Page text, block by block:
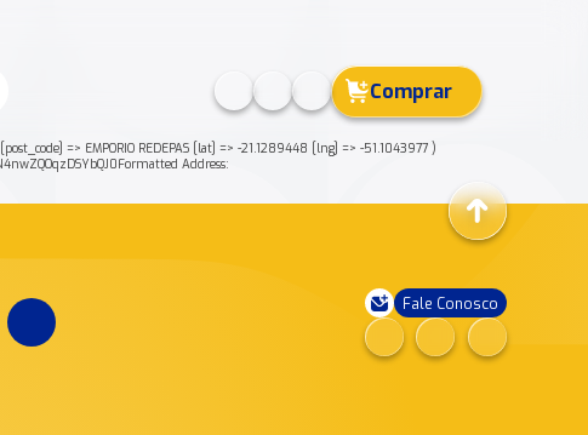
Comprar
=> EMPORIO REDEPAS [lat] => -21.1289448 [lng] => -51.1043977 )
Address:
Fale Conosco